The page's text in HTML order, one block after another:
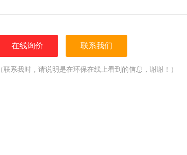
在线询价 联系我们
（联系我时，请说明是在环保在线上看到的信息，谢谢！）